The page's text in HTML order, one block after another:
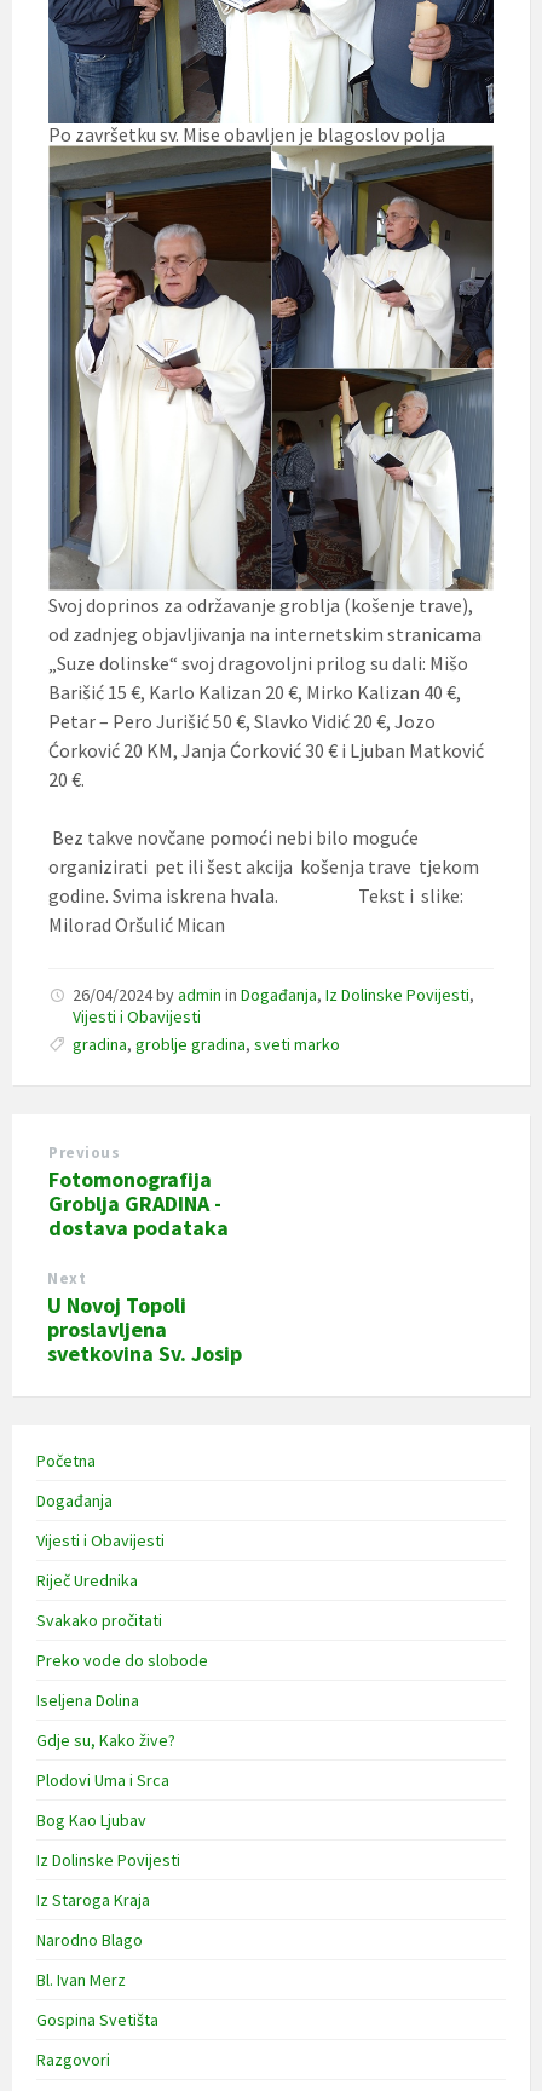
Po završetku sv. Mise obavljen je blagoslov polja
Svoj doprinos za održavanje groblja (košenje trave),
od zadnjeg objavljivanja na internetskim stranicama
„Suze dolinske“ svoj dragovoljni prilog su dali: Mišo
Barišić 15 €, Karlo Kalizan 20 €, Mirko Kalizan 40 €,
Petar – Pero Jurišić 50 €, Slavko Vidić 20 €, Jozo
Ćorković 20 KM, Janja Ćorković 30 € i Ljuban Matković
20 €.
Bez takve novčane pomoći nebi bilo moguće
organizirati pet ili šest akcija košenja trave tjekom
godine. Svima iskrena hvala. Tekst i slike:
Milorad Oršulić Mican
26/04/2024byadmin in Događanja, Iz Dolinske Povijesti,
Vijesti i Obavijesti
gradina, groblje gradina, sveti marko
Previous
Fotomonografija
Groblja GRADINA -
dostava podataka
Next
U Novoj Topoli
proslavljena
svetkovina Sv. Josip
Početna
Događanja
Vijesti i Obavijesti
Riječ Urednika
Svakako pročitati
Preko vode do slobode
Iseljena Dolina
Gdje su, Kako žive?
Plodovi Uma i Srca
Bog Kao Ljubav
Iz Dolinske Povijesti
Iz Staroga Kraja
Narodno Blago
Bl. Ivan Merz
Gospina Svetišta
Razgovori